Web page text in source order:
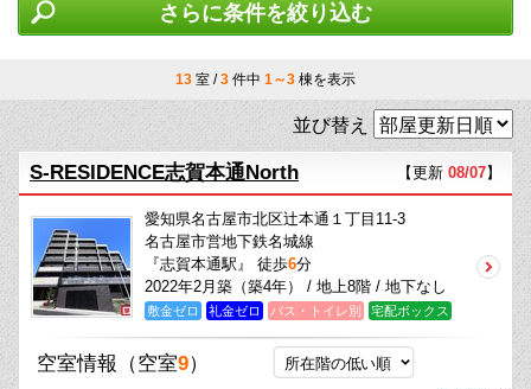
さらに条件を絞り込む
13 室 /3 件中 1～3 棟を表示
並び替え
S-RESIDENCE志賀本通North 【更新 08/07】
愛知県名古屋市北区辻本通１丁目11-3
名古屋市営地下鉄名城線
『志賀本通駅』 徒歩6分
2022年2月築（築4年） / 地上8階 / 地下なし
敷金ゼロ 礼金ゼロ バス・トイレ別 宅配ボックス
空室情報 （空室9）